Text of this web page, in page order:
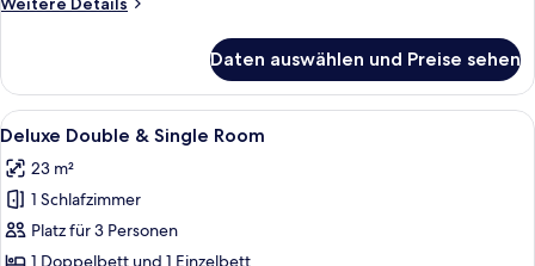
Zimmer
Daten auswählen und Preise sehen
Alle
Fotos
für
Deluxe
Double
&
Ein Hotelzimmer mit zwei Betten,
6
Deluxe Double & Single Room
23 m²
1 Schlafzimmer
Platz für 3 Personen
1 Doppelbett und 1 Einzelbett